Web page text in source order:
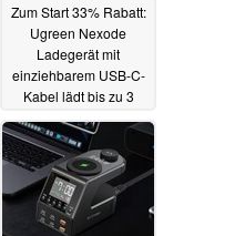
Zum Start 33% Rabatt:
Ugreen Nexode
Ladegerät mit
einziehbarem USB-C-
Kabel lädt bis zu 3
25.06.2025